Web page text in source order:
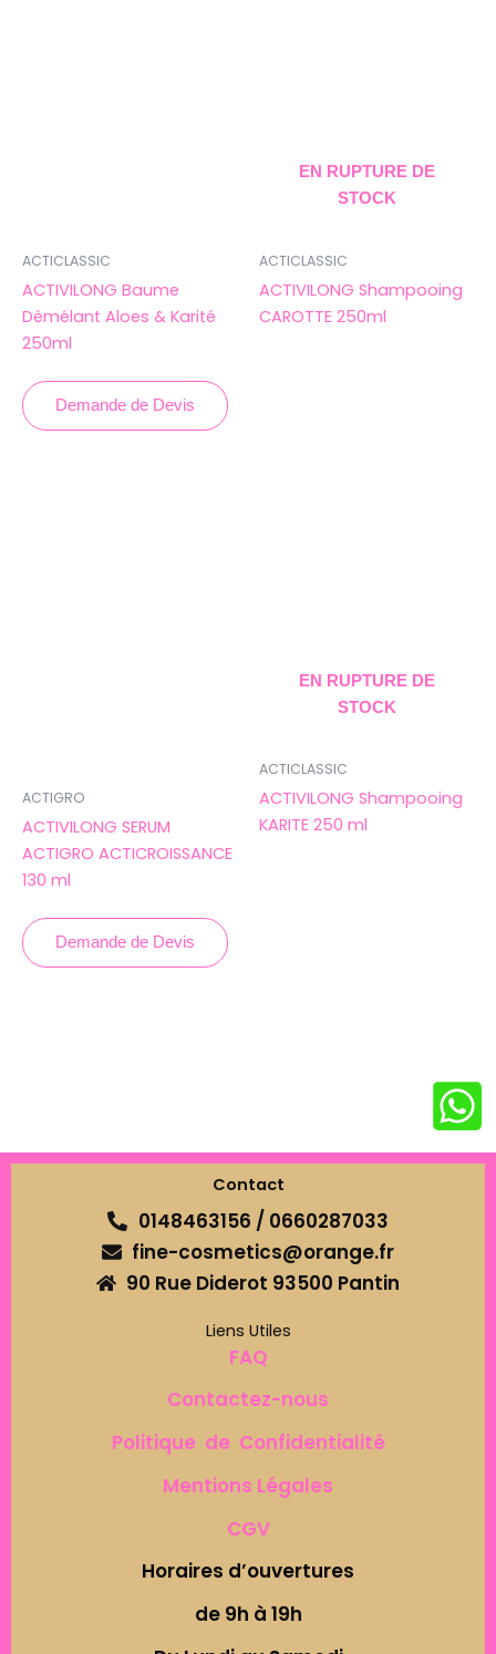
ACTICLASSIC
ACTIVILONG Baume
Démélant Aloes & Karité
250ml
Demande de Devis
EN RUPTURE DE
STOCK
ACTICLASSIC
ACTIVILONG Shampooing
CAROTTE 250ml
ACTIGRO
ACTIVILONG SERUM
ACTIGRO ACTICROISSANCE
130 ml
Demande de Devis
EN RUPTURE DE
STOCK
ACTICLASSIC
ACTIVILONG Shampooing
KARITE 250 ml
Contact
0148463156 / 0660287033
fine-cosmetics@orange.fr
90 Rue Diderot 93500 Pantin
Liens Utiles
FAQ
Contactez-nous
Politique de Confidentialité
Mentions Légales
CGV
Horaires d’ouvertures
de 9h à 19h